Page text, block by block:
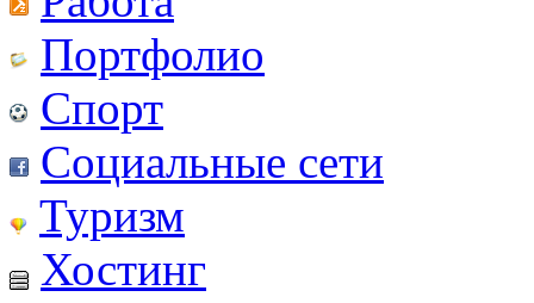
Портфолио
Спорт
Социальные сети
Туризм
Хостинг